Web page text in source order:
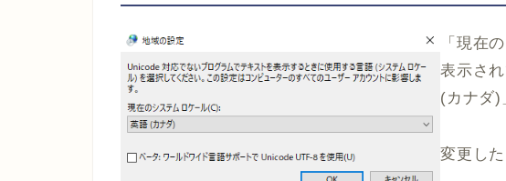
「現在
表示さ
(カナダ)
変更し